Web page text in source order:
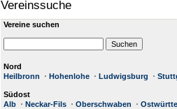
Vereinssuche
Vereine suchen
Nord
Heilbronn
Hohenlohe Ludwigsburg
Südost
Alb
Neckar-Fils Oberschwaben